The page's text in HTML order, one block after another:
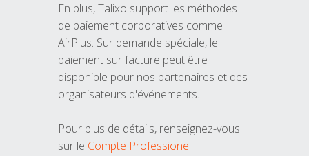
En plus, Talixo support les méthodes
de paiement corporatives comme
AirPlus. Sur demande spéciale, le
paiement sur facture peut être
disponible pour nos partenaires et des
organisateurs d'événements.
Pour plus de détails, renseignez-vous
sur le Compte Professionel.